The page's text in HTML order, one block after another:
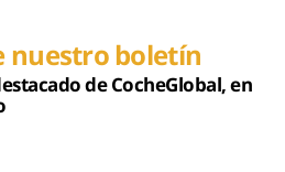
nuestro boletín
de CocheGlobal, en